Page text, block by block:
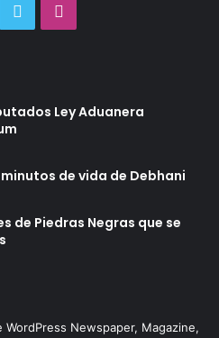
Twitter
Ley Aduanera
de vida de Debhani
de Piedras Negras que se
WordPress Newspaper, Magazine,